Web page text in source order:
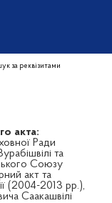
за реквізитами
акта:
Ради
та
Союзу
акт та
(2004-2013 рр.),
Саакашвілі